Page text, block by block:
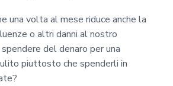
una volta al mese riduce anche la
o altri danni al nostro
del denaro per una
piuttosto che spenderli in